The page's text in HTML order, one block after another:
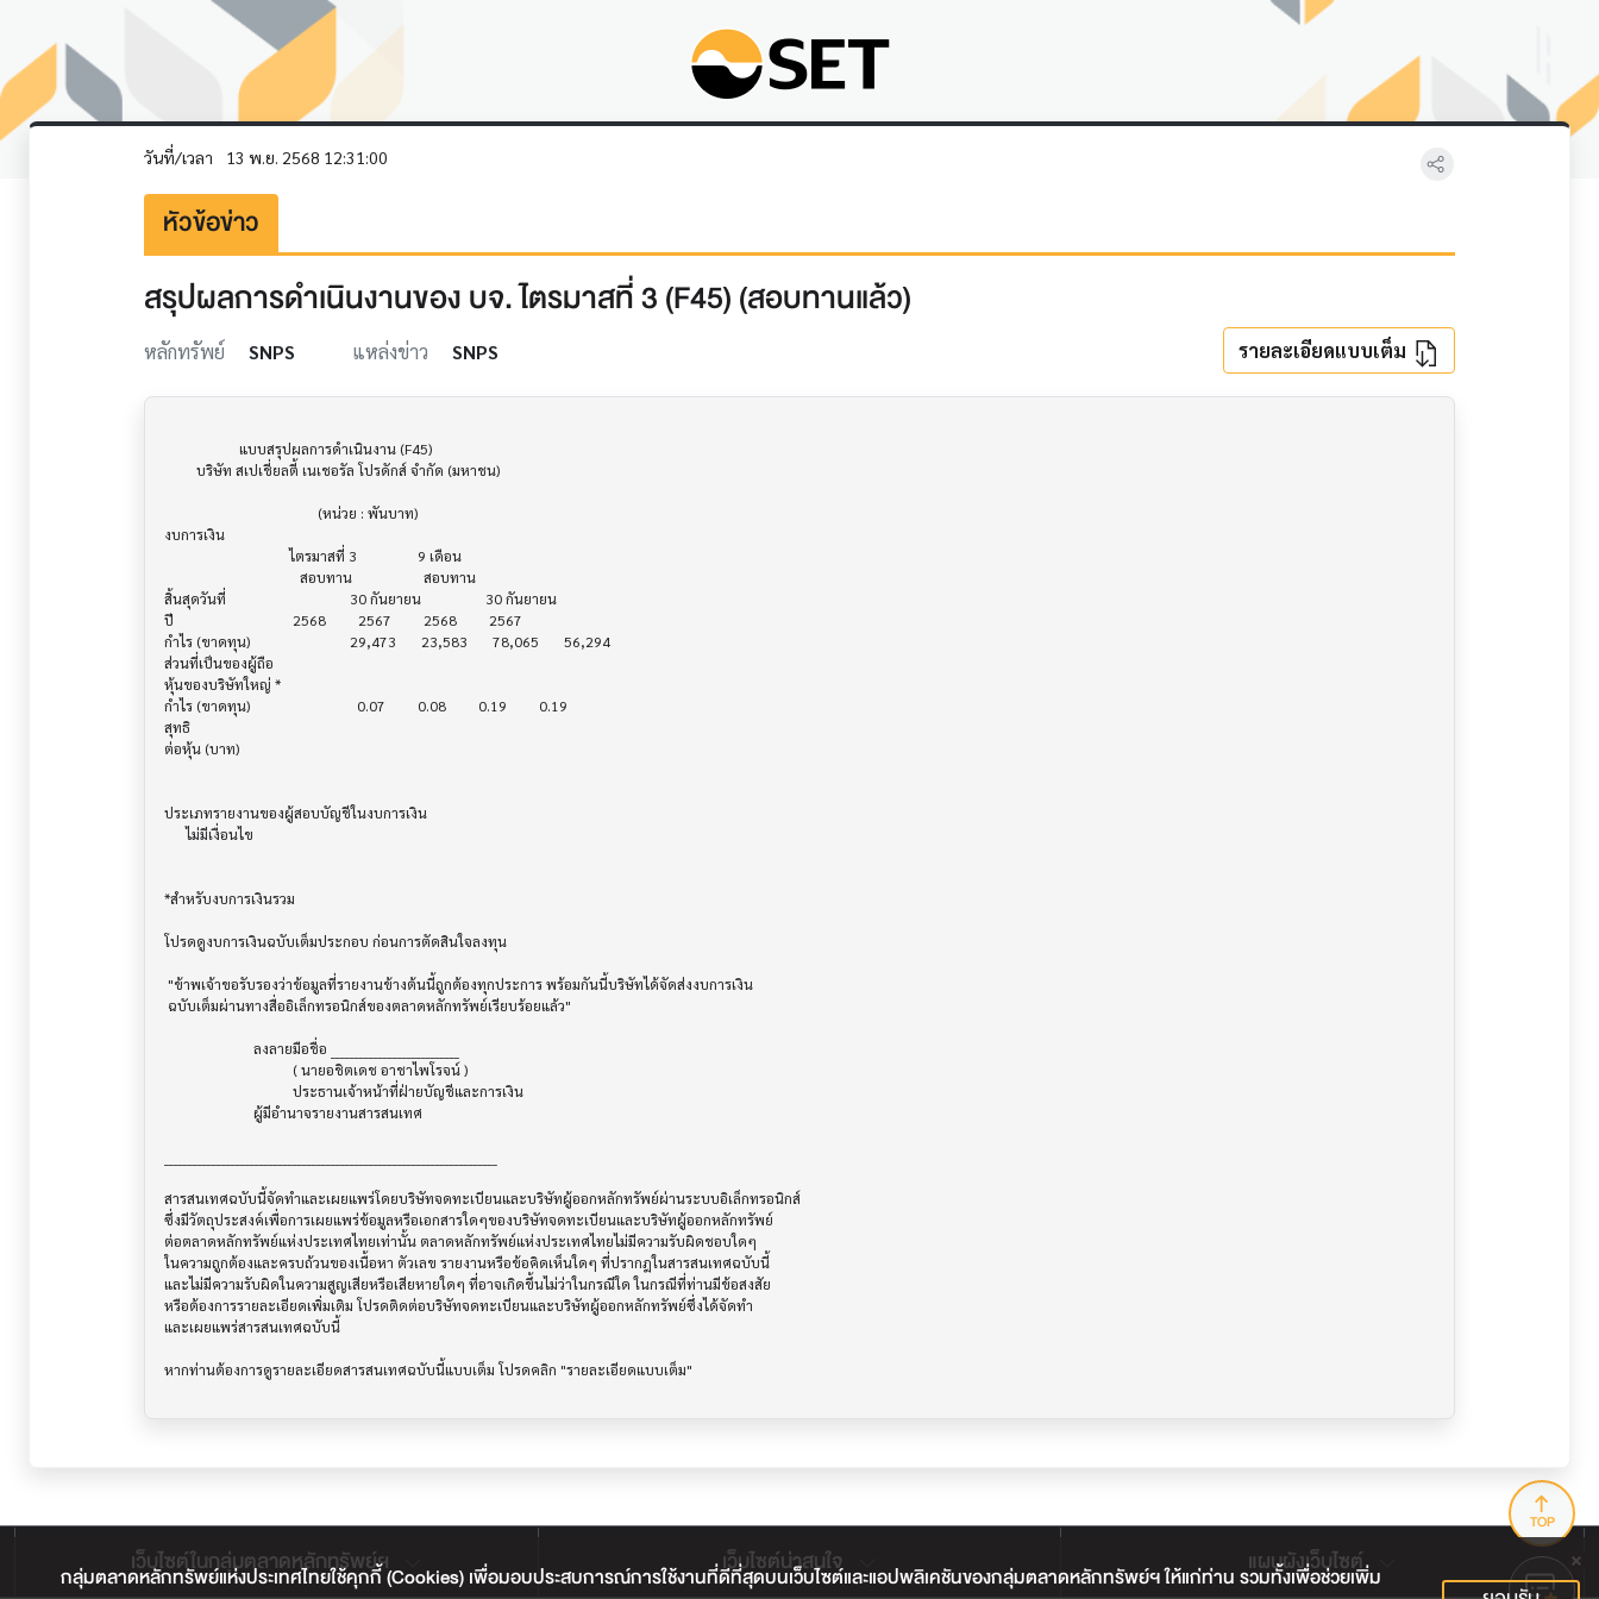
กลุ่มตลาดหลักทรัพย์แห่งประเทศไทยใช้คุกกี้ (Cookies) เพื่อมอบประสบการณ์การใช้งานที่ดีที่สุดบนเว็บไซต์และแอปพลิเคชันของกลุ่มตลาดหลักทรัพย์ฯ ให้แก่ท่าน รวมทั้งเพื่อช่วยเพิ่ม
วันที่/เวลา 13 พ.ย. 2568 12:31:00
หัวข้อข่าว
สรุปผลการดำเนินงานของ บจ. ไตรมาสที่ 3 (F45) (สอบทานแล้ว)
หลักทรัพย์ SNPS แหล่งข่าว SNPS รายละเอียดแบบเต็ม
งบการเงิน
                                   ไตรมาสที่ 3                 9 เดือน
สิ้นสุดวันที่			            30 กันยายน                  30 กันยายน
ปี       			    2568         2567         2568         2567
กำไร (ขาดทุน) 			    29,473       23,583       78,065       56,294
ส่วนที่เป็นของผู้ถือ
หุ้นของบริษัทใหญ่ *
กำไร (ขาดทุน) 			      0.07         0.08         0.19         0.19
สุทธิ
ต่อหุ้น (บาท)
ประเภทรายงานของผู้สอบบัญชีในงบการเงิน
      ไม่มีเงื่อนไข
*สำหรับงบการเงินรวม
โปรดดูงบการเงินฉบับเต็มประกอบ ก่อนการตัดสินใจลงทุน
สารสนเทศฉบับนี้จัดทำและเผยแพร่โดยบริษัทจดทะเบียนและบริษัทผู้ออกหลักทรัพย์ผ่านระบบอิเล็กทรอนิกส์
ซึ่งมีวัตถุประสงค์เพื่อการเผยแพร่ข้อมูลหรือเอกสารใดๆของบริษัทจดทะเบียนและบริษัทผู้ออกหลักทรัพย์
ต่อตลาดหลักทรัพย์แห่งประเทศไทยเท่านั้น ตลาดหลักทรัพย์แห่งประเทศไทยไม่มีความรับผิดชอบใดๆ
ในความถูกต้องและครบถ้วนของเนื้อหา ตัวเลข รายงานหรือข้อคิดเห็นใดๆ ที่ปรากฎในสารสนเทศฉบับนี้
และไม่มีความรับผิดในความสูญเสียหรือเสียหายใดๆ ที่อาจเกิดขึ้นไม่ว่าในกรณีใด ในกรณีที่ท่านมีข้อสงสัย
หรือต้องการรายละเอียดเพิ่มเติม โปรดติดต่อบริษัทจดทะเบียนและบริษัทผู้ออกหลักทรัพย์ซึ่งได้จัดทำ
และเผยแพร่สารสนเทศฉบับนี้
TOP
เว็บไซต์ในกลุ่มตลาดหลักทรัพย์ฯ เว็บไซต์น่าสนใจ แผนผังเว็บไซต์